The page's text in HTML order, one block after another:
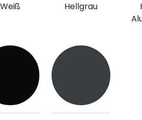
Weiß Hellgrau